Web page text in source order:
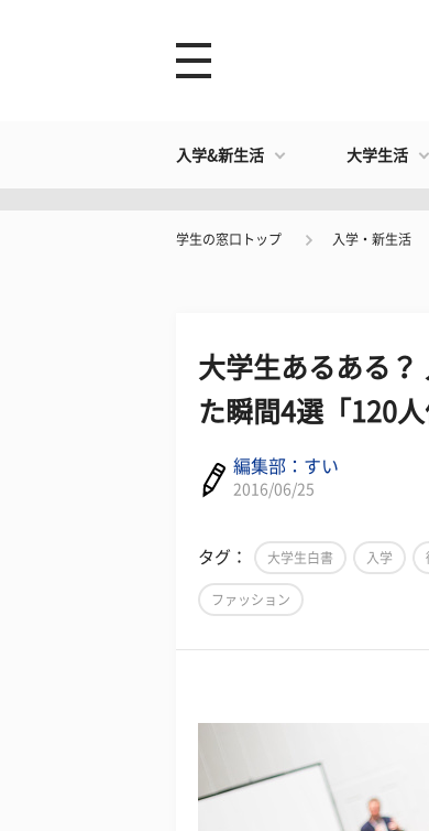
入学&新生活 大学生活
学生の窓口トップ 入学・新生活
大学生あるある？
た瞬間4選「120
編集部：すい
2016/06/25
タグ： 大学生白書 入学
ファッション